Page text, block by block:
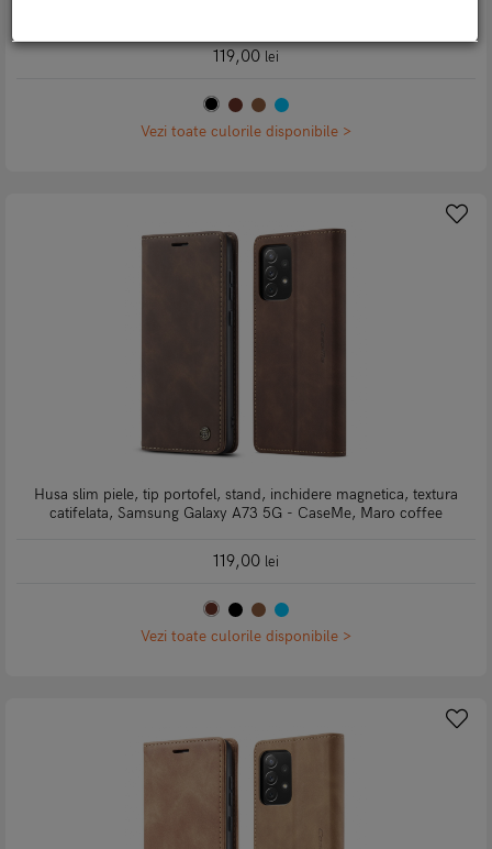
119,00 lei
Vezi toate culorile disponibile >
Husa slim piele, tip portofel, stand, inchidere magnetica, textura
catifelata, Samsung Galaxy A73 5G - CaseMe, Maro coffee
119,00 lei
Vezi toate culorile disponibile >